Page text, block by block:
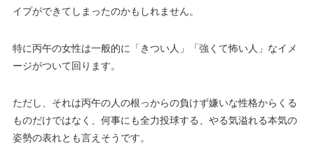
イプができてしまったのかもしれません。
特に丙午の女性は一般的に「きつい人」「強くて怖い人」なイメ
ージがついて回ります。
ただし、それは丙午の人の根っからの負けず嫌いな性格からくる
ものだけではなく、何事にも全力投球する、やる気溢れる本気の
姿勢の表れとも言えそうです。